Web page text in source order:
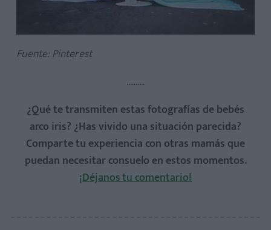
Fuente: Pinterest
..........
¿Qué te transmiten estas fotografías de bebés
arco iris? ¿Has vivido una situación parecida?
Comparte tu experiencia con otras mamás que
puedan necesitar consuelo en estos momentos.
¡Déjanos tu comentario!